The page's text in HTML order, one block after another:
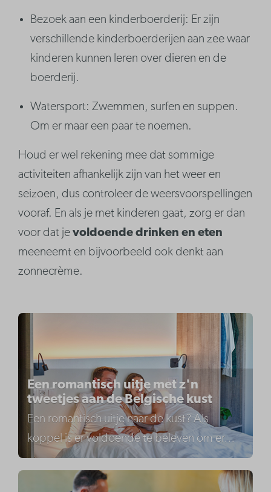
Bezoek aan een kinderboerderij: Er zijn
verschillende kinderboerderijen aan zee waar
kinderen kunnen leren over dieren en de
boerderij.
Watersport: Zwemmen, surfen en suppen.
Om er maar een paar te noemen.
Houd er wel rekening mee dat sommige
activiteiten afhankelijk zijn van het weer en
seizoen, dus controleer de weersvoorspellingen
vooraf. En als je met kinderen gaat, zorg er dan
voor dat jevoldoende drinken en eten
meeneemt en bijvoorbeeld ook denkt aan
zonnecrème.
Een romantisch uitje met z'n
tweetjes aan de Belgische kust
Een romantisch uitje naar de kust? Als
koppel is er voldoende te beleven om er…